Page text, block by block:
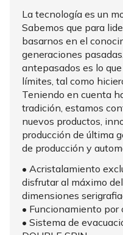
La tecnología es un
Sabemos que para
basarnos en el
generaciones
antepasados es lo
límites, tal como
Teniendo en cuenta
tradición, estamos
nuevos productos,
producción de última
de producción y
• Acristalamiento
disfrutar al máximo
dimensiones
• Funcionamiento por
• Sistema de